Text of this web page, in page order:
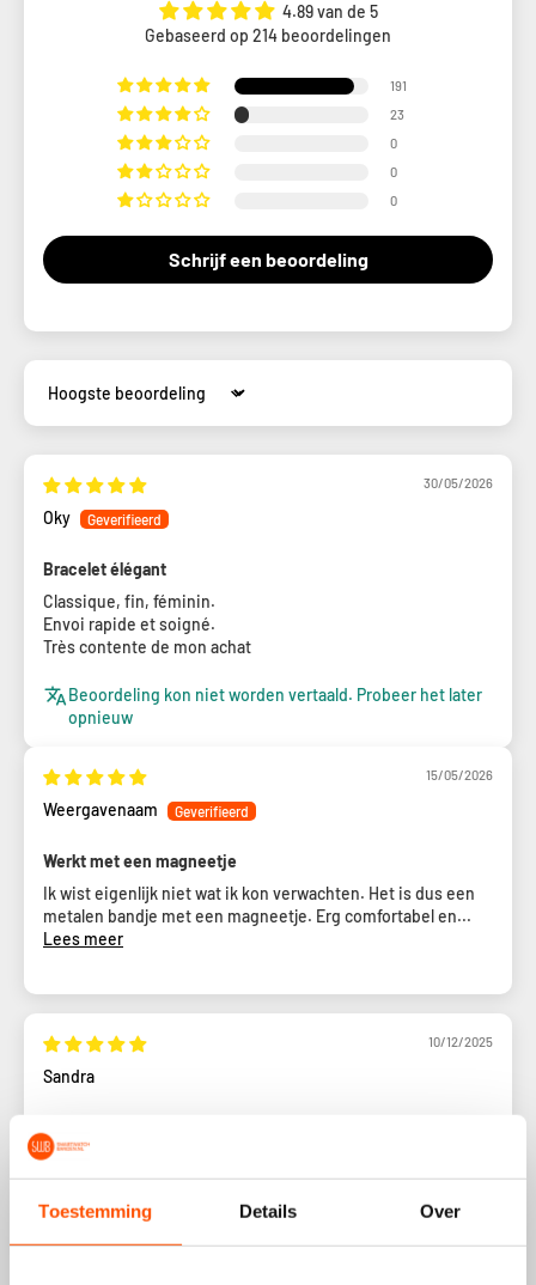
Toestemming Details Over
4.89 van de 5
Gebaseerd op 214 beoordelingen
191
23
0
0
0
Schrijf een beoordeling
Sort by
30/05/2026
Oky
Bracelet élégant
Classique, fin, féminin.
Envoi rapide et soigné.
Très contente de mon achat
Beoordeling kon niet worden vertaald. Probeer het later
opnieuw
15/05/2026
Weergavenaam
Werkt met een magneetje
Ik wist eigenlijk niet wat ik kon verwachten. Het is dus een
metalen bandje met een magneetje. Erg comfortabel en...
Lees meer
10/12/2025
Sandra
Heel goed geholpen
Heel mooi bandje! Blijft goed zitten en zacht voor je huid.
Eerst had ik de verkeerde ontvangen, maar ik werd echt...
Lees meer